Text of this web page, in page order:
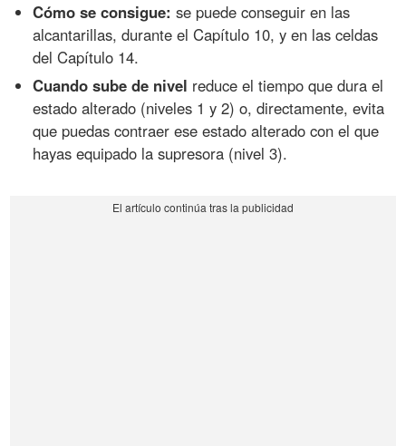
Cómo se consigue: se puede conseguir en las
alcantarillas, durante el Capítulo 10, y en las celdas
del Capítulo 14.
Cuando sube de nivel reduce el tiempo que dura el
estado alterado (niveles 1 y 2) o, directamente, evita
que puedas contraer ese estado alterado con el que
hayas equipado la supresora (nivel 3).